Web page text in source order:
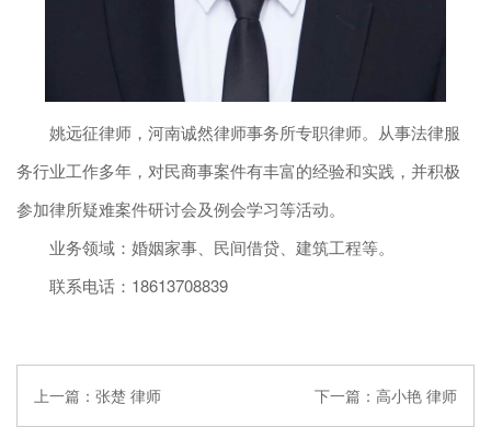
姚远征律师，河南诚然律师事务所专职律师。从事法律服
务行业工作多年，对民商事案件有丰富的经验和实践，并积极
参加律所疑难案件研讨会及例会学习等活动。
业务领域：婚姻家事、民间借贷、建筑工程等。
联系电话：18613708839
上一篇： 张楚 律师 下一篇： 高小艳 律师